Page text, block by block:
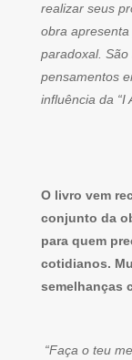
realizar seus
obra
paradoxal.
pensamentos
influência da “I
O livro vem
conjunto da
para quem
cotidianos.
semelhanças
“Faça o teu